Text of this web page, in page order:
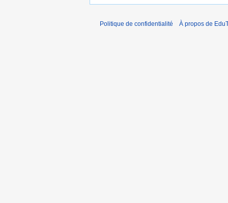
Politique de confidentialité À propos de